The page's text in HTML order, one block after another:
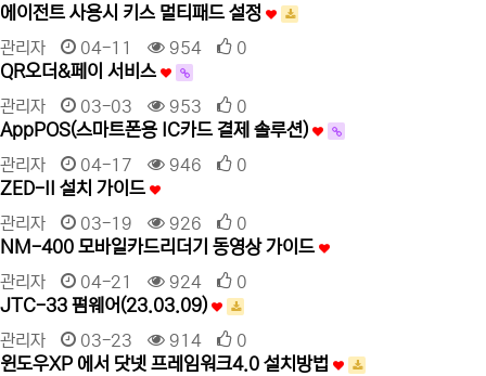
에이전트 사용시 키스 멀티패드 설정
관리자 04-11 954 0
QR오더&페이 서비스
관리자 03-03 953 0
AppPOS(스마트폰용 IC카드 결제 솔루션)
관리자 04-17 946 0
ZED-II 설치 가이드
관리자 03-19 926 0
NM-400 모바일카드리더기 동영상 가이드
관리자 04-21 924 0
JTC-33 펌웨어(23.03.09)
관리자 03-23 914 0
윈도우XP 에서 닷넷 프레임워크4.0 설치방법